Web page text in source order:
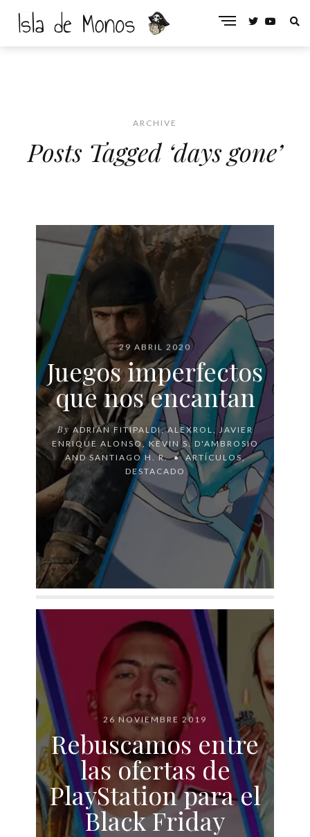
ARCHIVE
Posts Tagged ‘days gone’
29 ABRIL 2020
Juegos imperfectos
que nos encantan
By ADRIÁN FITIPALDI,ALEXROL , JAVIER
ENRIQUE ALONSO , KEVIN S. D'AMBROSIO
ANDSANTIAGO H. R. ARTÍCULOS,
DESTACADO
26 NOVIEMBRE 2019
Rebuscamos entre
las ofertas de
PlayStation para el
Black Friday